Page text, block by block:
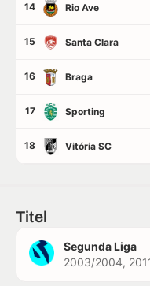
14 Rio Ave
15 Santa Clara
16 Braga
17 Sporting
18 Vitória SC
Titel
Segunda Liga
2003/2004,